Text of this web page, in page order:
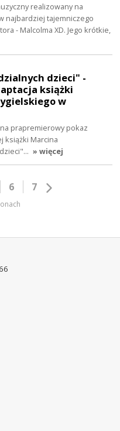
realizowany na
najbardziej tajemniczego
- Malcolma XD. Jego krótkie,
dzieci" -
książki
w
prapremierowy pokaz
książki Marcina
» więcej
6 7